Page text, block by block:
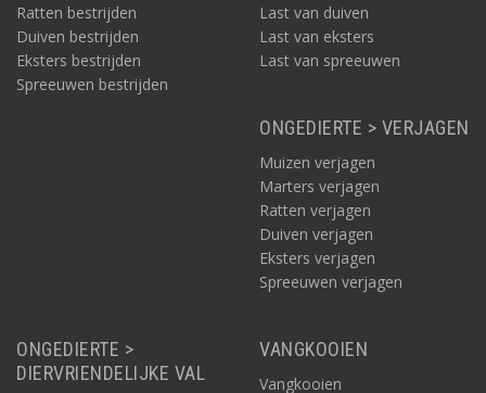
Ratten bestrijden
Duiven bestrijden
Eksters bestrijden
Spreeuwen bestrijden
Last van duiven
Last van eksters
Last van spreeuwen
ONGEDIERTE > VERJAGEN
Muizen verjagen
Marters verjagen
Ratten verjagen
Duiven verjagen
Eksters verjagen
Spreeuwen verjagen
ONGEDIERTE >
DIERVRIENDELIJKE VAL
VANGKOOIEN
Vangkooien